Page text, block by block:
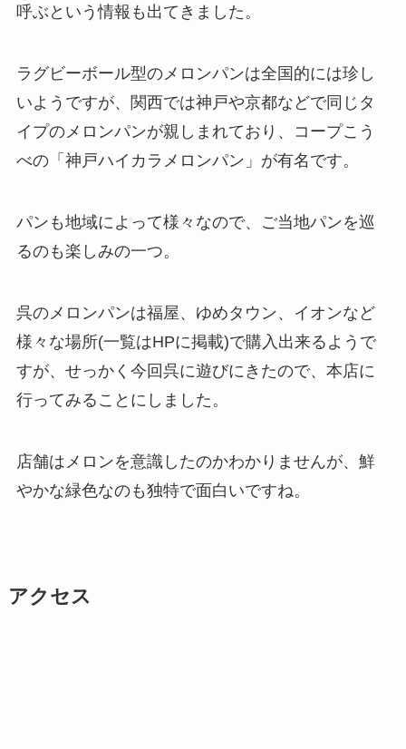
呼ぶという情報も出てきました。
ラグビーボール型のメロンパンは全国的には珍し
いようですが、関西では神戸や京都などで同じタ
イプのメロンパンが親しまれており、コープこう
べの「神戸ハイカラメロンパン」が有名です。
パンも地域によって様々なので、ご当地パンを巡
るのも楽しみの一つ。
呉のメロンパンは福屋、ゆめタウン、イオンなど
様々な場所(一覧はHPに掲載)で購入出来るようで
すが、せっかく今回呉に遊びにきたので、本店に
行ってみることにしました。
店舗はメロンを意識したのかわかりませんが、鮮
やかな緑色なのも独特で面白いですね。
アクセス